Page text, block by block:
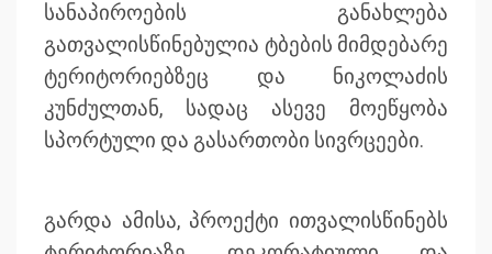
სანაპიროების განახლება
გათვალისწინებულია ტბების მიმდებარე
ტერიტორიებზეც და ნიკოლაძის
კუნძულთან, სადაც ასევე მოეწყობა
სპორტული და გასართობი სივრცეები.
გარდა ამისა, პროექტი ითვალისწინებს